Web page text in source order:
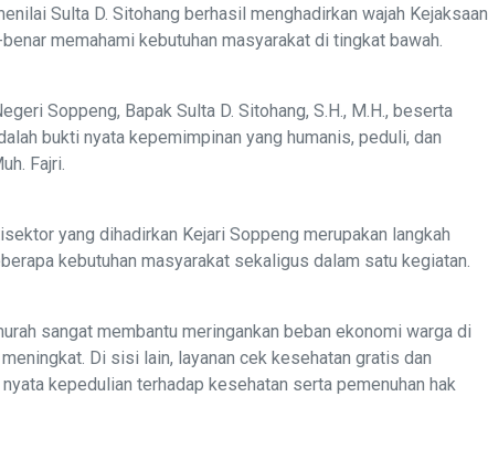
Sulta D. Sitohang berhasil menghadirkan wajah Kejaksaan
memahami kebutuhan masyarakat di tingkat bawah.
Soppeng, Bapak Sulta D. Sitohang, S.H., M.H., beserta
bukti nyata kepemimpinan yang humanis, peduli, dan
Fajri.
yang dihadirkan Kejari Soppeng merupakan langkah
kebutuhan masyarakat sekaligus dalam satu kegiatan.
sangat membantu meringankan beban ekonomi warga di
Di sisi lain, layanan cek kesehatan gratis dan
kepedulian terhadap kesehatan serta pemenuhan hak